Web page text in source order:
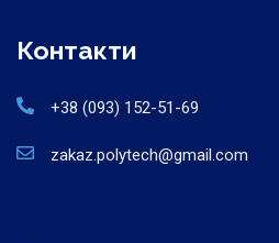
Контакти
+38 (093) 152-51-69
zakaz.polytech@gmail.com